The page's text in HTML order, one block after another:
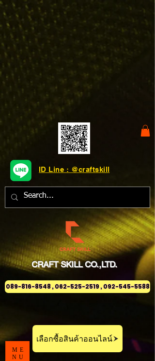
CRAFT SKILL CO.,LTD.
ID Line : @craftskill
089-816-8548 , 062-525-2519 , 092-545-5588
เลือกซื้อสินค้าออนไลน์
ME
NU